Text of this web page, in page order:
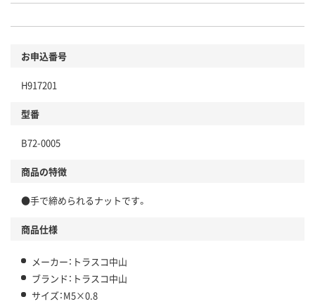
お申込番号
H917201
型番
B72-0005
商品の特徴
●手で締められるナットです。
商品仕様
メーカー：トラスコ中山
ブランド：トラスコ中山
サイズ：M5×0.8